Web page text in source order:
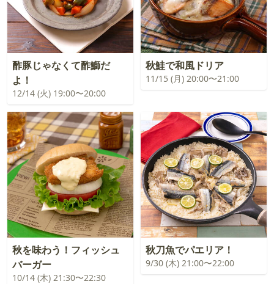
酢豚じゃなくて酢鰤だ
よ！
12/14 (火) 19:00〜20:00
秋鮭で和風ドリア
11/15 (月) 20:00〜21:00
秋を味わう！フィッシュ
バーガー
10/14 (木) 21:30〜22:30
秋刀魚でパエリア！
9/30 (木) 21:00〜22:00